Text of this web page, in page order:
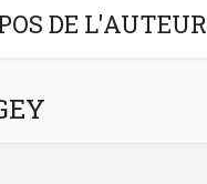
DE L'AUTEUR